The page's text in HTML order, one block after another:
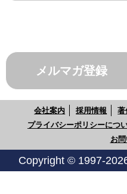
メルマガ登録
会社案内 採用情報 著
プライバシーポリシーにつ
お
Copyright © 1997-